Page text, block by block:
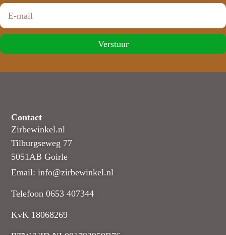
Verstuur
Contact
Zirbewinkel.nl
Tilburgseweg 77
5051AB Goirle
Email: info@zirbewinkel.nl
Telefoon 0653 407344
KvK 18068269